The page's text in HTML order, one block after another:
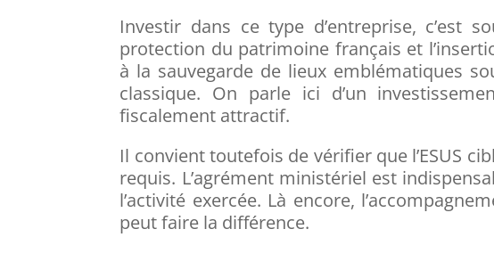
Investir dans ce type d’entreprise, c’est
protection du patrimoine français et
à la sauvegarde de lieux emblématiques
classique. On parle ici d’un
fiscalement attractif.
Il convient toutefois de vérifier que l’ESUS
requis. L’agrément ministériel est
l’activité exercée. Là encore,
peut faire la différence.